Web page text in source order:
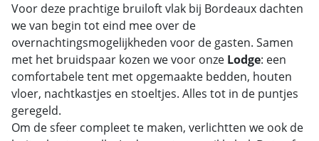
Voor deze prachtige bruiloft vlak bij Bordeaux dachten
we van begin tot eind mee over de
overnachtingsmogelijkheden voor de gasten. Samen
met het bruidspaar kozen we voor onze Lodge: een
comfortabele tent met opgemaakte bedden, houten
vloer, nachtkastjes en stoeltjes. Alles tot in de puntjes
geregeld.
Om de sfeer compleet te maken, verlichtten we ook de